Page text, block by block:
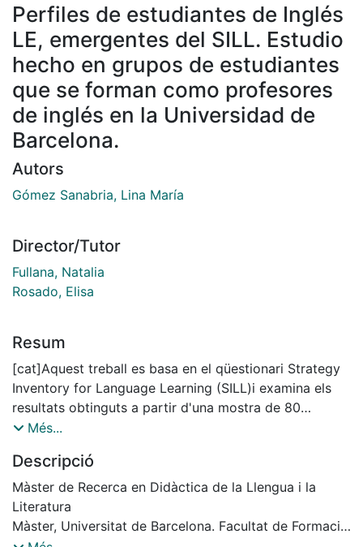
Perfiles de estudiantes de Inglés
LE, emergentes del SILL. Estudio
hecho en grupos de estudiantes
que se forman como profesores
de inglés en la Universidad de
Barcelona.
Autors
Gómez Sanabria, Lina María
Director/Tutor
Fullana, Natalia
Rosado, Elisa
Resum
[cat]Aquest treball es basa en el qüestionari Strategy
Inventory for Language Learning (SILL)i examina els
resultats obtinguts a partir d'una mostra de 80
participants universitaris que es preparen a la
a llengua estrangera (ALE). En el treball s'investiga la
relació que hi ha entre ús i freqüència d'ús de les
estratègies d'aprenentatge i els resultats obtinguts a
partir d'una prova de
vocabulari. Es conclou que no hi ha diferències
Més...
Descripció
Màster de Recerca en Didàctica de la Llengua i la
Literatura
Màster, Universitat de Barcelona. Facultat de Formació